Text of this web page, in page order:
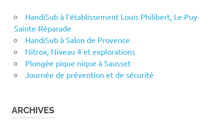
HandiSub à l’établissement Louis Philibert, Le Puy-
Sainte-Réparade
HandiSub à Salon de Provence
Nitrox, Niveau 4 et explorations
Plongée pique nique à Sausset
Journée de prévention et de sécurité
ARCHIVES